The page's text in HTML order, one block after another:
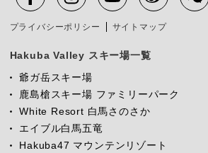
プライバシーポリシー サイトマップ
Hakuba Valley スキー場一覧
爺ガ岳スキー場
鹿島槍スキー場 ファミリーパーク
White Resort 白馬さのさか
エイブル白馬五竜
Hakuba47 マウンテンリゾート